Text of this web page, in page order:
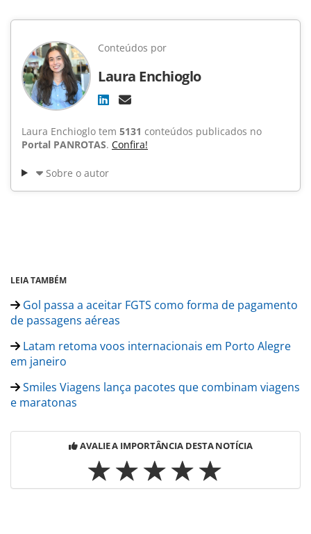
Conteúdos por
Laura Enchioglo
Laura Enchioglo tem 5131 conteúdos publicados no
Portal PANROTAS. Confira!
Sobre o autor
LEIA TAMBÉM
Gol passa a aceitar FGTS como forma de pagamento
de passagens aéreas
Latam retoma voos internacionais em Porto Alegre
em janeiro
Smiles Viagens lança pacotes que combinam viagens
e maratonas
AVALIE A IMPORTÂNCIA DESTA NOTÍCIA